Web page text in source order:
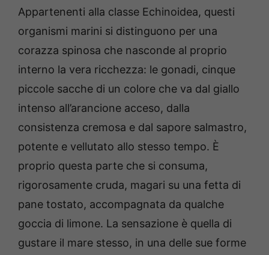
Appartenenti alla classe Echinoidea, questi
organismi marini si distinguono per una
corazza spinosa che nasconde al proprio
interno la vera ricchezza: le gonadi, cinque
piccole sacche di un colore che va dal giallo
intenso all’arancione acceso, dalla
consistenza cremosa e dal sapore salmastro,
potente e vellutato allo stesso tempo. È
proprio questa parte che si consuma,
rigorosamente cruda, magari su una fetta di
pane tostato, accompagnata da qualche
goccia di limone. La sensazione è quella di
gustare il mare stesso, in una delle sue forme